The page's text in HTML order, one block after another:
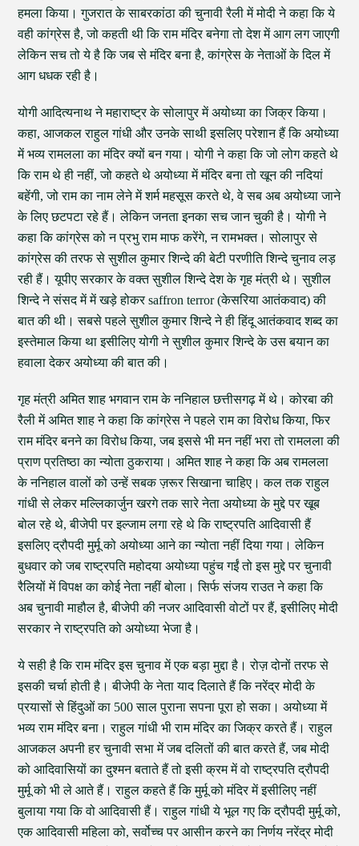
हमला किया। गुजरात के साबरकांठा की चुनावी रैली में मोदी ने कहा कि ये
वही कांग्रेस है, जो कहती थी कि राम मंदिर बनेगा तो देश में आग लग जाएगी
लेकिन सच तो ये है कि जब से मंदिर बना है, कांग्रेस के नेताओं के दिल में
आग धधक रही है।
योगी आदित्यनाथ ने महाराष्ट्र के सोलापुर में अयोध्या का जिक्र किया।
कहा, आजकल राहुल गांधी और उनके साथी इसलिए परेशान हैं कि अयोध्या
में भव्य रामलला का मंदिर क्यों बन गया। योगी ने कहा कि जो लोग कहते थे
कि राम थे ही नहीं, जो कहते थे अयोध्या में मंदिर बना तो खून की नदियां
बहेंगी, जो राम का नाम लेने में शर्म महसूस करते थे, वे सब अब अयोध्या जाने
के लिए छटपटा रहे हैं। लेकिन जनता इनका सच जान चुकी है। योगी ने
कहा कि कांग्रेस को न प्रभु राम माफ करेंगे, न रामभक्त। सोलापुर से
कांग्रेस की तरफ से सुशील कुमार शिन्दे की बेटी परणीति शिन्दे चुनाव लड़
रही हैं। यूपीए सरकार के वक्त सुशील शिन्दे देश के गृह मंत्री थे। सुशील
शिन्दे ने संसद में में खड़े होकर saffron terror (केसरिया आतंकवाद) की
बात की थी। सबसे पहले सुशील कुमार शिन्दे ने ही हिंदू आतंकवाद शब्द का
इस्तेमाल किया था इसीलिए योगी ने सुशील कुमार शिन्दे के उस बयान का
हवाला देकर अयोध्या की बात की।
गृह मंत्री अमित शाह भगवान राम के ननिहाल छत्तीसगढ़ में थे। कोरबा की
रैली में अमित शाह ने कहा कि कांग्रेस ने पहले राम का विरोध किया, फिर
राम मंदिर बनने का विरोध किया, जब इससे भी मन नहीं भरा तो रामलला की
प्राण प्रतिष्ठा का न्योता ठुकराया। अमित शाह ने कहा कि अब रामलला
के ननिहाल वालों को उन्हें सबक ज़रूर सिखाना चाहिए। कल तक राहुल
गांधी से लेकर मल्लिकार्जुन खरगे तक सारे नेता अयोध्या के मुद्दे पर खूब
बोल रहे थे, बीजेपी पर इल्जाम लगा रहे थे कि राष्ट्रपति आदिवासी हैं
इसलिए द्रौपदी मुर्मू को अयोध्या आने का न्योता नहीं दिया गया। लेकिन
बुधवार को जब राष्ट्रपति महोदया अयोध्या पहुंच गईं तो इस मुद्दे पर चुनावी
रैलियों में विपक्ष का कोई नेता नहीं बोला। सिर्फ संजय राउत ने कहा कि
अब चुनावी माहौल है, बीजेपी की नजर आदिवासी वोटों पर हैं, इसीलिए मोदी
सरकार ने राष्ट्रपति को अयोध्या भेजा है।
ये सही है कि राम मंदिर इस चुनाव में एक बड़ा मुद्दा है। रोज़ दोनों तरफ से
इसकी चर्चा होती है। बीजेपी के नेता याद दिलाते हैं कि नरेंद्र मोदी के
प्रयासों से हिंदुओं का 500 साल पुराना सपना पूरा हो सका। अयोध्या में
भव्य राम मंदिर बना। राहुल गांधी भी राम मंदिर का जिक्र करते हैं। राहुल
आजकल अपनी हर चुनावी सभा में जब दलितों की बात करते हैं, जब मोदी
को आदिवासियों का दुश्मन बताते हैं तो इसी क्रम में वो राष्ट्रपति द्रौपदी
मुर्मू को भी ले आते हैं। राहुल कहते हैं कि मुर्मू को मंदिर में इसीलिए नहीं
बुलाया गया कि वो आदिवासी हैं। राहुल गांधी ये भूल गए कि द्रौपदी मुर्मू को,
एक आदिवासी महिला को, सर्वोच्च पर आसीन करने का निर्णय नरेंद्र मोदी